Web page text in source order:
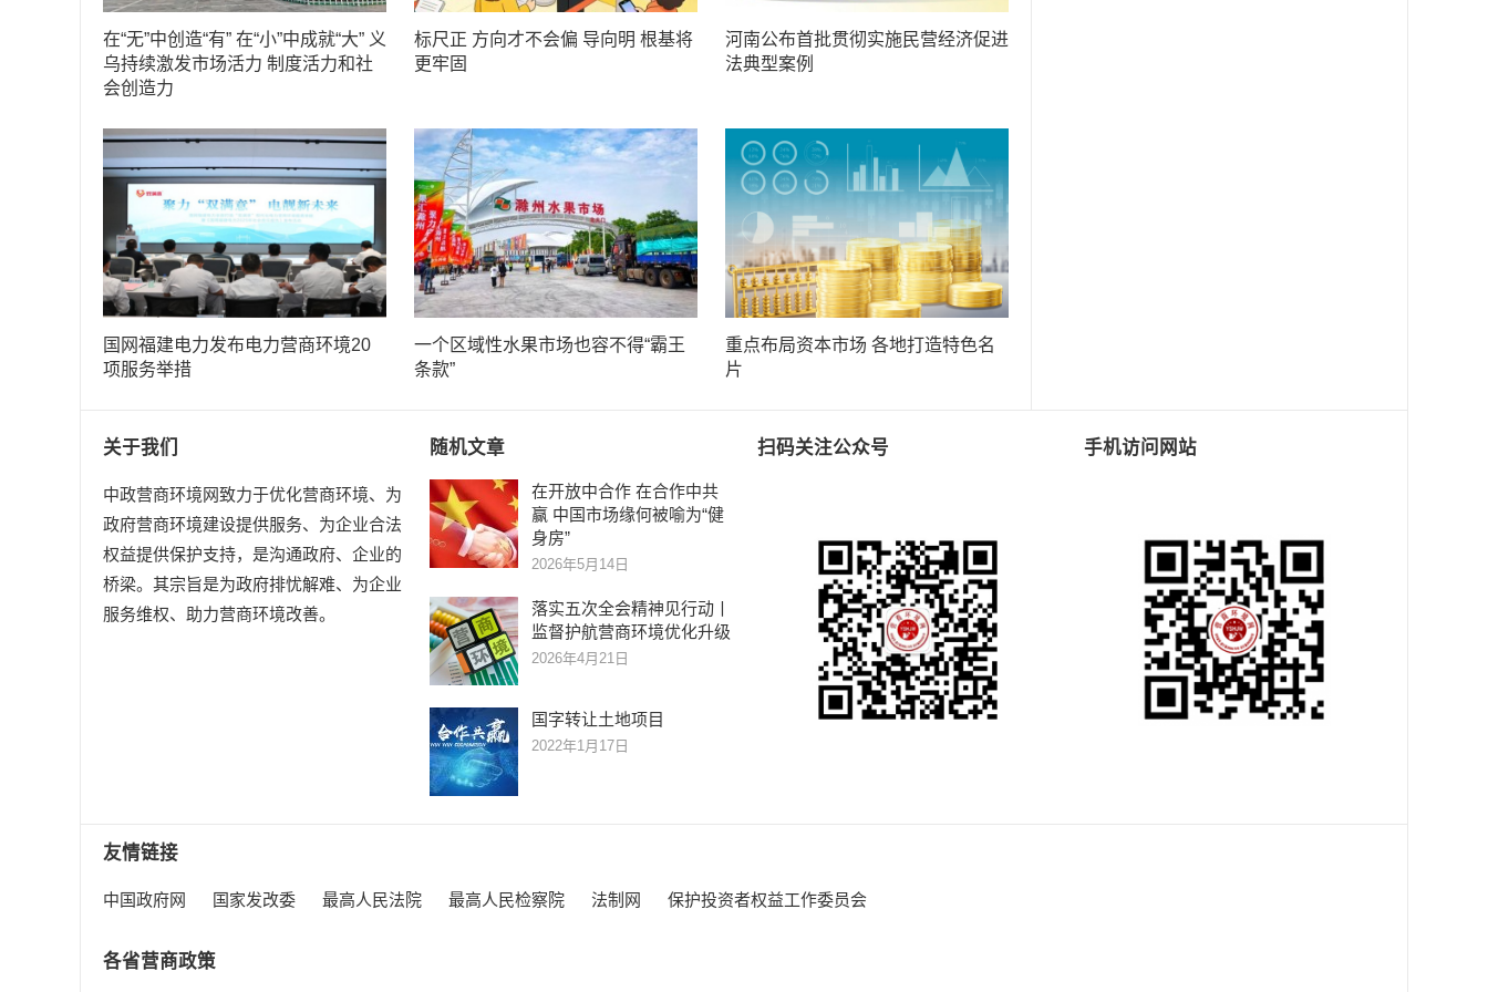
在“无”中创造“有” 在“小”中成就“大” 义
乌持续激发市场活力 制度活力和社
会创造力
标尺正 方向才不会偏 导向明 根基将
更牢固
河南公布首批贯彻实施民营经济促进
法典型案例
国网福建电力发布电力营商环境20
项服务举措
一个区域性水果市场也容不得“霸王
条款”
重点布局资本市场 各地打造特色名
片
关于我们
中政营商环境网致力于优化营商环境、为
政府营商环境建设提供服务、为企业合法
权益提供保护支持，是沟通政府、企业的
桥梁。其宗旨是为政府排忧解难、为企业
服务维权、助力营商环境改善。
随机文章
在开放中合作 在合作中共
赢 中国市场缘何被喻为“健
身房”
2026年5月14日
落实五次全会精神见行动丨
监督护航营商环境优化升级
2026年4月21日
国字转让土地项目
2022年1月17日
扫码关注公众号 手机访问网站
友情链接
中国政府网 国家发改委 最高人民法院 最高人民检察院 法制网 保护投资者权益工作委员会
各省营商政策